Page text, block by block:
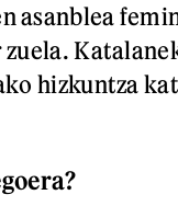
asanblea
zuela.
hizkuntza